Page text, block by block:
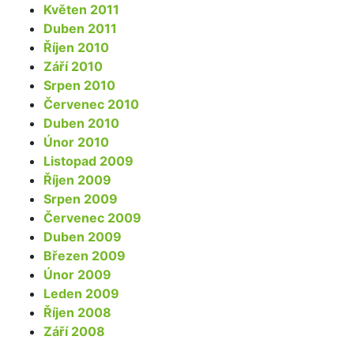
Květen 2011
Duben 2011
Říjen 2010
Září 2010
Srpen 2010
Červenec 2010
Duben 2010
Únor 2010
Listopad 2009
Říjen 2009
Srpen 2009
Červenec 2009
Duben 2009
Březen 2009
Únor 2009
Leden 2009
Říjen 2008
Září 2008